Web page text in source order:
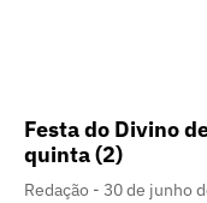
Festa do Divino
quinta (2)
Redação
30 de junho